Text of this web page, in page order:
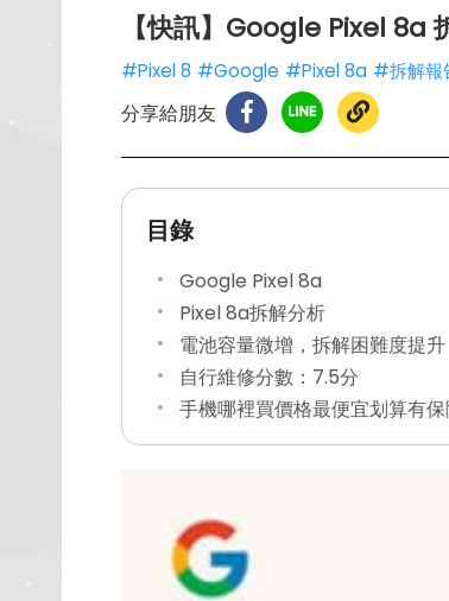
【快訊】Google Pixel 8a
#Pixel 8 #Google #Pixel 8a #拆解報
分享給朋友
目錄
Google Pixel 8a
Pixel 8a拆解分析
電池容量微增，拆解困難度提升
自行維修分數：7.5分
手機哪裡買價格最便宜划算有